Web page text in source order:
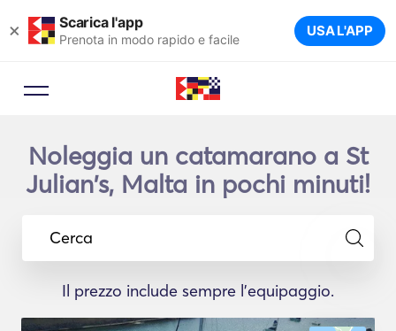
× Scarica l'app
Prenota in modo rapido e facile USA L'APP
Noleggia un catamarano a St
Julian's, Malta in pochi minuti!
Cerca
Il prezzo include sempre l'equipaggio.